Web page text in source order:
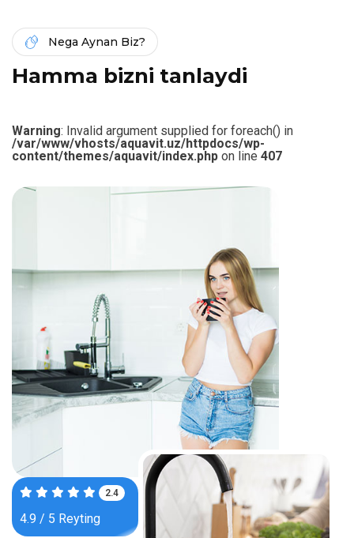
Nega Aynan Biz?
Hamma bizni tanlaydi
Warning: Invalid argument supplied for foreach() in
/var/www/vhosts/aquavit.uz/httpdocs/wp-
content/themes/aquavit/index.php on line 407
3.8
4.9 / 5 Reyting